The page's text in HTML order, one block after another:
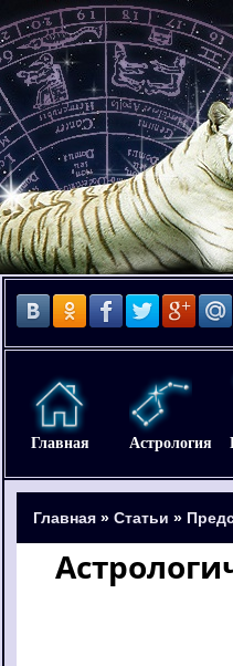
Главная Астрология
Главная » Статьи »